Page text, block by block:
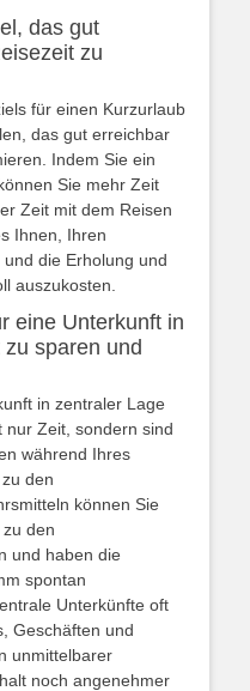
das gut
zu
für einen Kurzurlaub
das gut erreichbar
Indem Sie ein
Sie mehr Zeit
Zeit mit dem Reisen
Ihnen, Ihren
die Erholung und
auszukosten.
eine Unterkunft in
sparen und
in zentraler Lage
nur Zeit, sondern sind
während Ihres
den
können Sie
den
und haben die
spontan
Unterkünfte oft
Geschäften und
unmittelbarer
noch angenehmer